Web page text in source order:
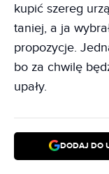
kupić szereg
taniej, a ja
propozycje.
bo za chwilę
upały.
DODAJ DO